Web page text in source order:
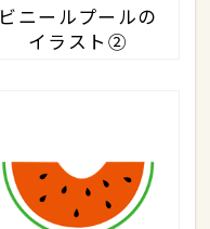
ビニールプールの
イラスト②